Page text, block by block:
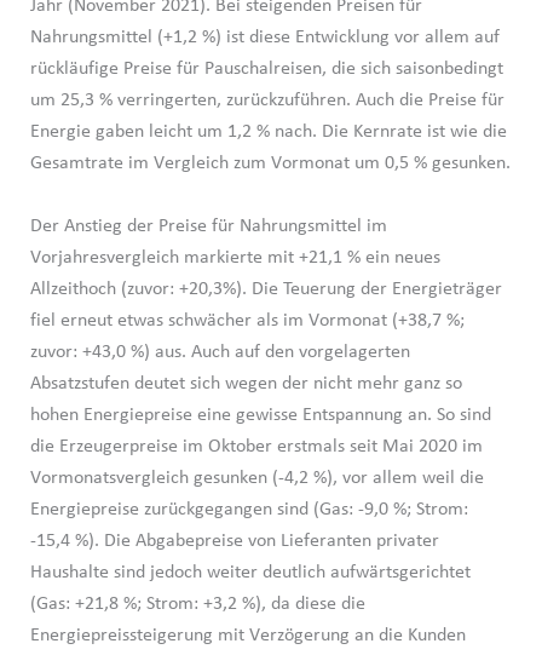
Jahr (November 2021). Bei steigenden Preisen für
Nahrungsmittel (+1,2 %) ist diese Entwicklung vor allem auf
rückläufige Preise für Pauschalreisen, die sich saisonbedingt
um 25,3 % verringerten, zurückzuführen. Auch die Preise für
Energie gaben leicht um 1,2 % nach. Die Kernrate ist wie die
Gesamtrate im Vergleich zum Vormonat um 0,5 % gesunken.
Der Anstieg der Preise für Nahrungsmittel im
Vorjahresvergleich markierte mit +21,1 % ein neues
Allzeithoch (zuvor: +20,3%). Die Teuerung der Energieträger
fiel erneut etwas schwächer als im Vormonat (+38,7 %;
zuvor: +43,0 %) aus. Auch auf den vorgelagerten
Absatzstufen deutet sich wegen der nicht mehr ganz so
hohen Energiepreise eine gewisse Entspannung an. So sind
die Erzeugerpreise im Oktober erstmals seit Mai 2020 im
Vormonatsvergleich gesunken (-4,2 %), vor allem weil die
Energiepreise zurückgegangen sind (Gas: -9,0 %; Strom:
-15,4 %). Die Abgabepreise von Lieferanten privater
Haushalte sind jedoch weiter deutlich aufwärtsgerichtet
(Gas: +21,8 %; Strom: +3,2 %), da diese die
Energiepreissteigerung mit Verzögerung an die Kunden